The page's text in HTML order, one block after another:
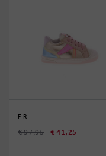
FR
€ 97,95 € 41,25